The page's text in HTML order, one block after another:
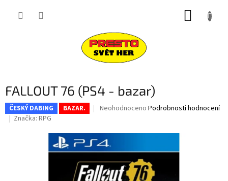
FALLOUT 76 (PS4 - bazar)
ČESKÝ DABING BAZAR.
Průměrné
je
0,0
z
5
hvězdiček.
Neohodnoceno Podrobnosti hodnocení
Značka: RPG